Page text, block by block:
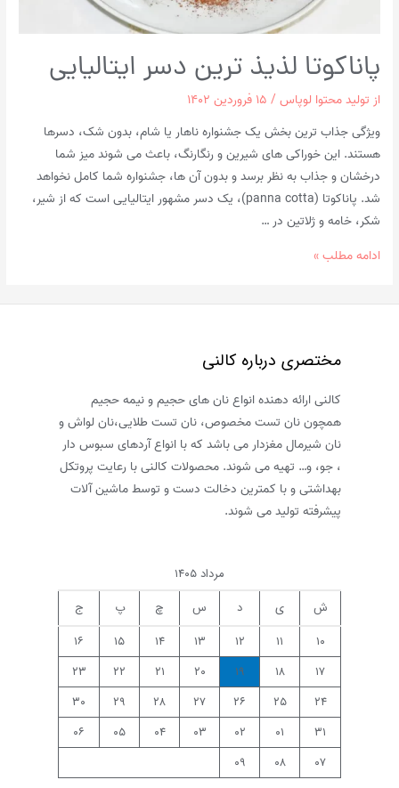
پاناکوتا لذیذ ترین دسر ایتالیایی
از تولید محتوا لوپاس/ ۱۵ فروردین ۱۴۰۲
ویژگی جذاب ترین بخش یک جشنواره ناهار یا شام، بدون شک، دسرها
هستند. این خوراکی های شیرین و رنگارنگ، باعث می شوند میز شما
درخشان و جذاب به نظر برسد و بدون آن ها، جشنواره شما کامل نخواهد
شد. پاناکوتا (panna cotta)، یک دسر مشهور ایتالیایی است که از شیر،
شکر، خامه و ژلاتین در …
پاناکوتا
ادامه مطلب »
مختصری درباره کالنی
کالنی ارائه دهنده انواع نان های حجیم و نیمه حجیم
همچون نان تست مخصوص، نان تست طلایی،نان لواش و
نان شیرمال مغزدار می باشد که با انواع آردهای سبوس دار
، جو، و… تهیه می شوند. محصولات کالنی با رعایت پروتکل
بهداشتی و با کمترین دخالت دست و توسط ماشین آلات
پیشرفته تولید می شوند.
مرداد ۱۴۰۵
ش
ی د س چ پ
ج
۱۰
۱۱ ۱۲ ۱۳ ۱۴ ۱۵
۱۶
۱۷
۱۸ ۱۹ ۲۰ ۲۱ ۲۲
۲۳
۲۴
۲۵ ۲۶ ۲۷ ۲۸ ۲۹
۳۰
۳۱
۰۱ ۰۲ ۰۳ ۰۴ ۰۵
۰۶
۰۷
۰۸ ۰۹